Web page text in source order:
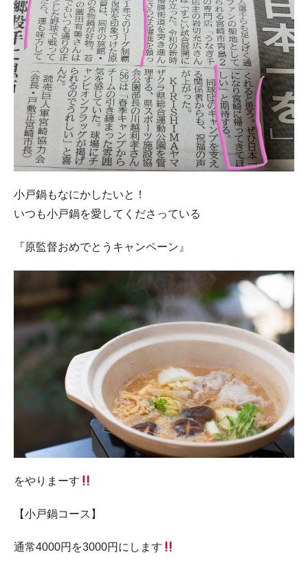
小戸鍋もなにかしたいと！
いつも小戸鍋を愛してくださっている
『原監督おめでとうキャンペーン』
をやりまーす
【小戸鍋コース】
通常4000円を3000円 にします